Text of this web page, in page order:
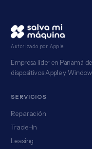
Autorizado por Apple
Empresa líder en Panamá
dispositivos Apple y
SERVICIOS
Reparación
Trade-In
Leasing